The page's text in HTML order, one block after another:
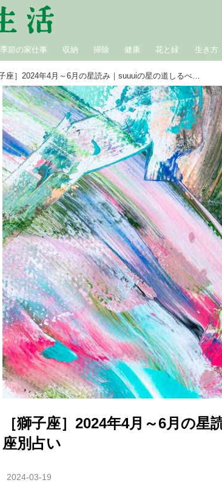
季節の家仕事 収納 掃除 健康 花と緑 生き方
［獅子座］2024年4月～6月の星読み｜suuuiの星の道しるべ・星座別占い
［獅子座］2024年4月～6月の
座別占い
2024-03-19